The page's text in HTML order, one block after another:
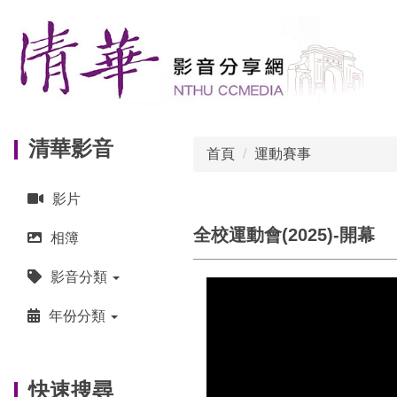
主
要
區
清華影音
影片
相簿
影音分類
年份分類
快速搜尋
首頁 運動賽事
全校運動會(2025)-開幕